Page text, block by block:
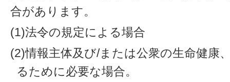
合があります。
(1)法令の規定による場合
(2)情報主体及び/または公衆の生命健康
るために必要な場合。